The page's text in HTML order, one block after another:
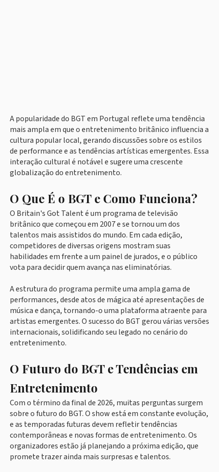
A popularidade do BGT em Portugal reflete uma tendência
mais ampla em que o entretenimento britânico influencia a
cultura popular local, gerando discussões sobre os estilos
de performance e as tendências artísticas emergentes. Essa
interação cultural é notável e sugere uma crescente
globalização do entretenimento.
O Que É o BGT e Como Funciona?
O Britain's Got Talent é um programa de televisão
britânico que começou em 2007 e se tornou um dos
talentos mais assistidos do mundo. Em cada edição,
competidores de diversas origens mostram suas
habilidades em frente a um painel de jurados, e o público
vota para decidir quem avança nas eliminatórias.
A estrutura do programa permite uma ampla gama de
performances, desde atos de mágica até apresentações de
música e dança, tornando-o uma plataforma atraente para
artistas emergentes. O sucesso do BGT gerou várias versões
internacionais, solidificando seu legado no cenário do
entretenimento.
O Futuro do BGT e Tendências em
Entretenimento
Com o término da final de 2026, muitas perguntas surgem
sobre o futuro do BGT. O show está em constante evolução,
e as temporadas futuras devem refletir tendências
contemporâneas e novas formas de entretenimento. Os
organizadores estão já planejando a próxima edição, que
promete trazer ainda mais surpresas e talentos.